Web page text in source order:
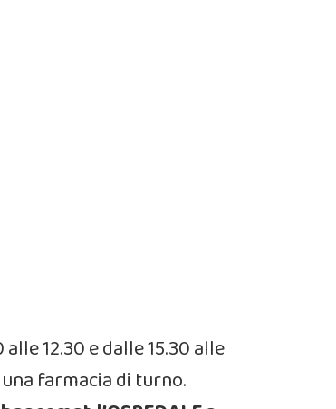
12.30 e dalle 15.30 alle
farmacia di turno.